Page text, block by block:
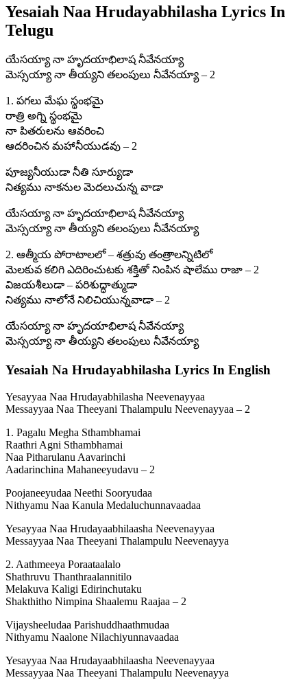
Yesaiah Naa Hrudayabhilasha Lyrics In
Telugu
యేసయ్యా నా హృదయాభిలాష నీవేనయ్యా
మెస్సయ్యా నా తీయ్యని తలంపులు నీవేనయ్యా – 2
1. పగలు మేఘ స్థంభమై
రాత్రి అగ్ని స్థంభమై
నా పితరులను ఆవరించి
ఆదరించిన మహానీయుడవు – 2
పూజ్యనీయుడా నీతి సూర్యుడా
నిత్యము నాకనుల మెదలుచున్న వాడా
యేసయ్యా నా హృదయాభిలాష నీవేనయ్యా
మెస్సయ్యా నా తీయ్యని తలంపులు నీవేనయ్యా
2. ఆత్మీయ పోరాటాలలో – శత్రువు తంత్రాలన్నిటిలో
మెలకువ కలిగి ఎదిరించుటకు శక్తితో నింపిన షాలేము రాజా – 2
విజయశీలుడా – పరిశుద్ధాత్ముడా
నిత్యము నాలోనే నిలిచియున్నవాడా – 2
యేసయ్యా నా హృదయాభిలాష నీవేనయ్యా
మెస్సయ్యా నా తీయ్యని తలంపులు నీవేనయ్యా
Yesaiah Na Hrudayabhilasha Lyrics In English
Yesayyaa Naa Hrudayabhilasha Neevenayyaa
Messayyaa Naa Theeyani Thalampulu Neevenayyaa – 2
1. Pagalu Megha Sthambhamai
Raathri Agni Sthambhamai
Naa Pitharulanu Aavarinchi
Aadarinchina Mahaneeyudavu – 2
Poojaneeyudaa Neethi Sooryudaa
Nithyamu Naa Kanula Medaluchunnavaadaa
Yesayyaa Naa Hrudayaabhilaasha Neevenayyaa
Messayyaa Naa Theeyani Thalampulu Neevenayya
2. Aathmeeya Poraataalalo
Shathruvu Thanthraalannitilo
Melakuva Kaligi Edirinchutaku
Shakthitho Nimpina Shaalemu Raajaa – 2
Vijaysheeludaa Parishuddhaathmudaa
Nithyamu Naalone Nilachiyunnavaadaa
Yesayyaa Naa Hrudayaabhilaasha Neevenayyaa
Messayyaa Naa Theeyani Thalampulu Neevenayya